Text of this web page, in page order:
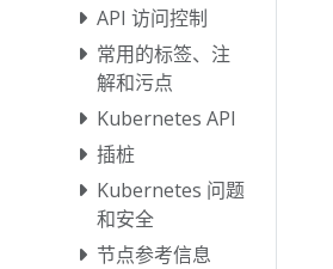
API 访问控制
常用的标签、注
解和污点
Kubernetes API
插桩
Kubernetes 问题
和安全
节点参考信息